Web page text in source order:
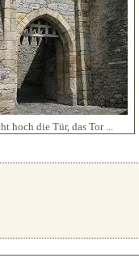
hoch die Tür, das Tor ...